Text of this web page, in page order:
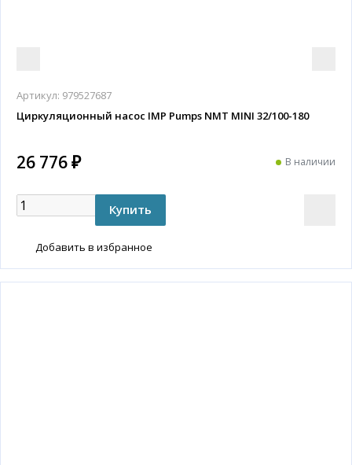
Артикул: 979527687
Циркуляционный насос IMP Pumps NMT MINI 32/100-180
26 776 ₽ В наличии
Добавить в избранное